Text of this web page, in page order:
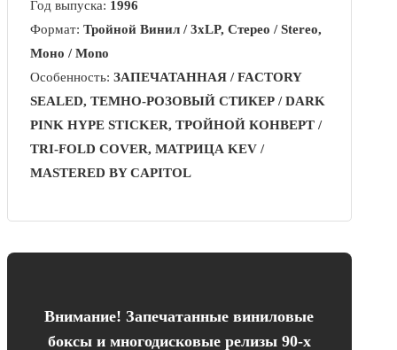
Год выпуска: 1996
Формат: Тройной Винил / 3xLP, Стерео / Stereo,
Моно / Mono
Особенность: ЗАПЕЧАТАННАЯ / FACTORY
SEALED, ТЕМНО-РОЗОВЫЙ СТИКЕР / DARK
PINK HYPE STICKER, ТРОЙНОЙ КОНВЕРТ /
TRI-FOLD COVER, МАТРИЦА KEV /
MASTERED BY CAPITOL
Внимание! Запечатанные виниловые
боксы и многодисковые релизы 90-х